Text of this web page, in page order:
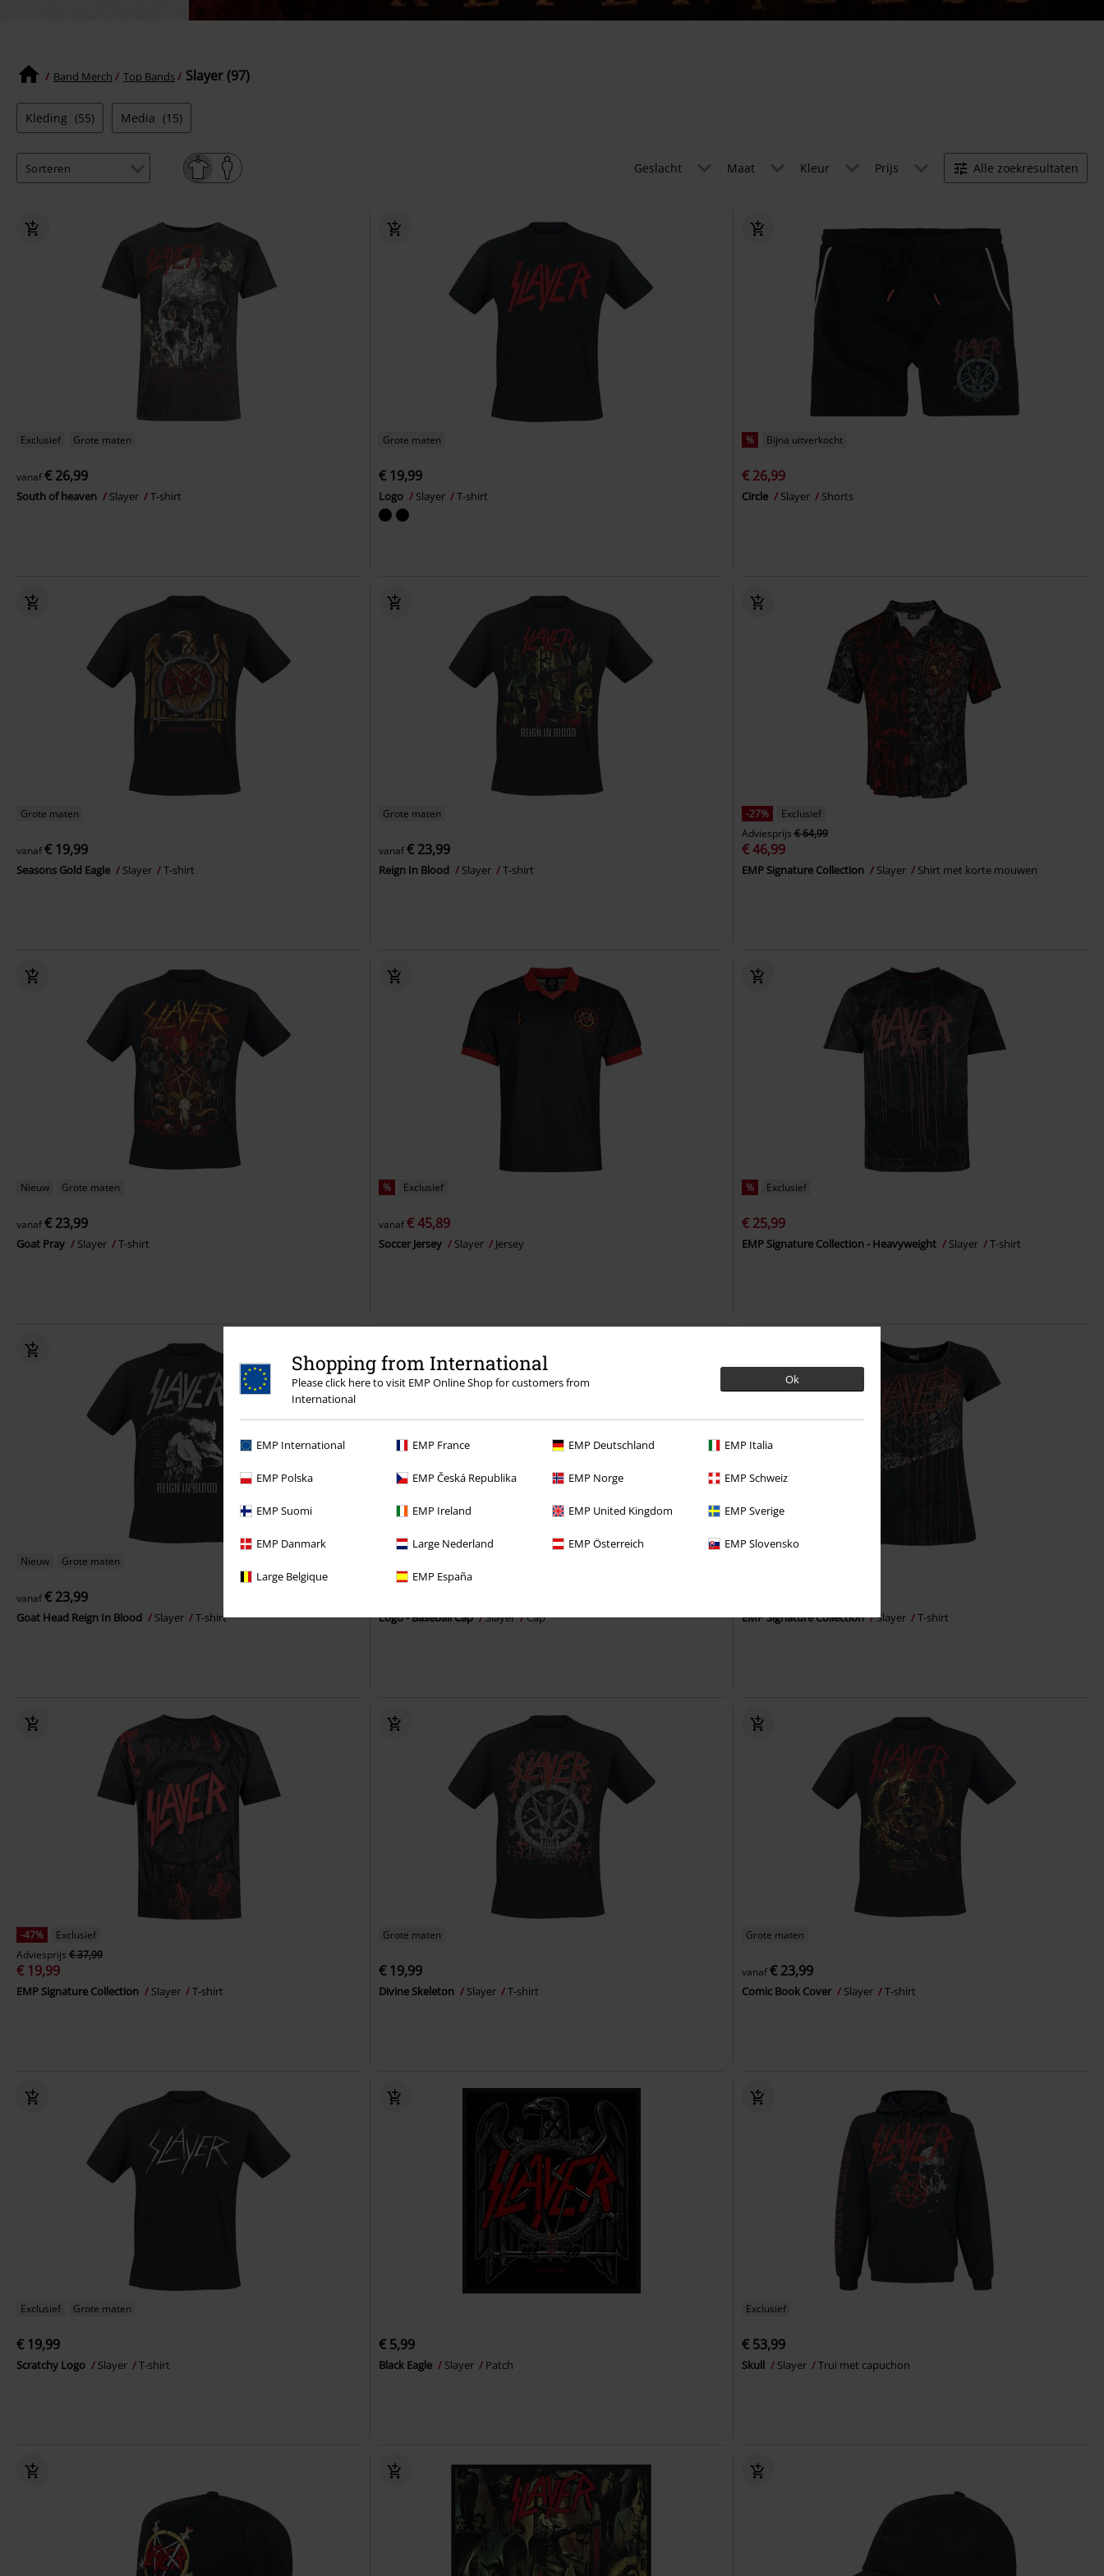
Shopping from International
Please click here to visit EMP Online Shop for customers from
International
Ok
EMP International EMP France EMP Deutschland EMP Italia
EMP Polska EMP Česká Republika EMP Norge EMP Schweiz
EMP Suomi EMP Ireland EMP United Kingdom EMP Sverige
EMP Danmark Large Nederland EMP Österreich EMP Slovensko
Large Belgique EMP España
Band Merch Top Bands Slayer (97)
Kleding (55) Media (15)
Geslacht Maat Kleur Prijs Alle zoekresultaten
Exclusief Grote maten
vanaf€ 26,99
South of heaven Slayer T-shirt
Grote maten
€ 19,99
Logo Slayer T-shirt
% Bijna uitverkocht
€ 26,99
Circle Slayer Shorts
Grote maten
vanaf€ 19,99
Seasons Gold Eagle Slayer T-shirt
Grote maten
vanaf€ 23,99
Reign In Blood Slayer T-shirt
-27%
Exclusief
Adviesprijs € 64,99
€ 46,99
EMP Signature Collection Slayer Shirt met korte mouwen
Nieuw Grote maten
vanaf€ 23,99
Goat Pray Slayer T-shirt
% Exclusief
vanaf€ 45,89
Soccer Jersey Slayer Jersey
% Exclusief
€ 25,99
EMP Signature Collection - Heavyweight Slayer T-shirt
Nieuw Grote maten
vanaf€ 23,99
Goat Head Reign In Blood Slayer T-shirt Logo - Baseball Cap Slayer Cap EMP Signature Collection Slayer T-shirt
-47%
Exclusief
Adviesprijs € 37,99
€ 19,99
EMP Signature Collection Slayer T-shirt
Grote maten
€ 19,99
Divine Skeleton Slayer T-shirt
Grote maten
vanaf€ 23,99
Comic Book Cover Slayer T-shirt
Exclusief Grote maten
€ 19,99
Scratchy Logo Slayer T-shirt
€ 5,99
Black Eagle Slayer Patch
Exclusief
€ 53,99
Skull Slayer Trui met capuchon